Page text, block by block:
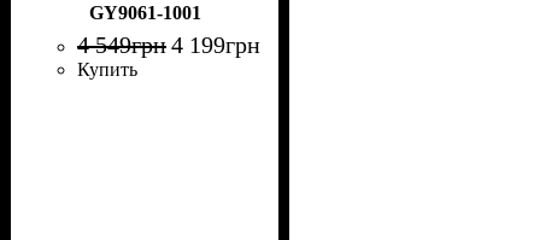
GY9061-1001
4 549грн4 199грн
Купить